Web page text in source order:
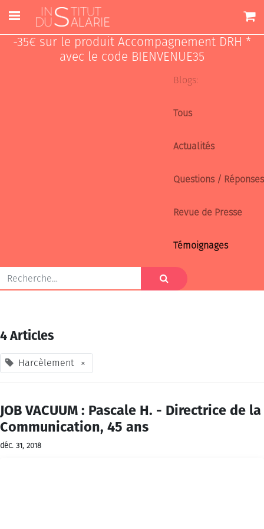
-35€ sur le produit Accompagnement DRH *
avec le code BIENVENUE35
Blogs:
Tous
Actualités
Questions / Réponses
Revue de Presse
Témoignages
4 Articles
Harcèlement ×
JOB VACUUM : Pascale H. - Directrice de la
Communication, 45 ans
déc. 31, 2018